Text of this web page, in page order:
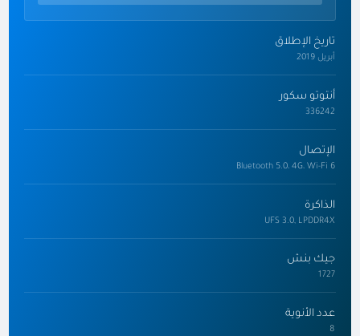
تاريخ الإطلاق
أبريل 2019
أنتوتو سكور
336242
الإتصال
Bluetooth 5.0، 4G، Wi-Fi 6
الذاكرة
UFS 3.0, LPDDR4X
جيك بنش
1727
عدد الأنوية
8